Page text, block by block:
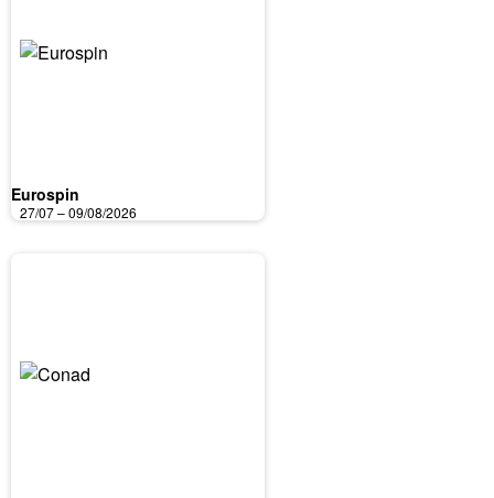
Eurospin
27/07 – 09/08/2026